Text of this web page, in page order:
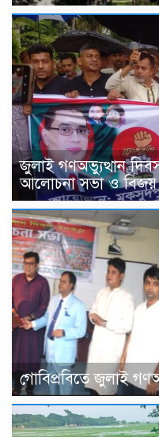
জুলাই গণঅভ্যুত্থান
আলোচনা সভা ও বিজয়
গোবিপ্রবিতে জুলাই